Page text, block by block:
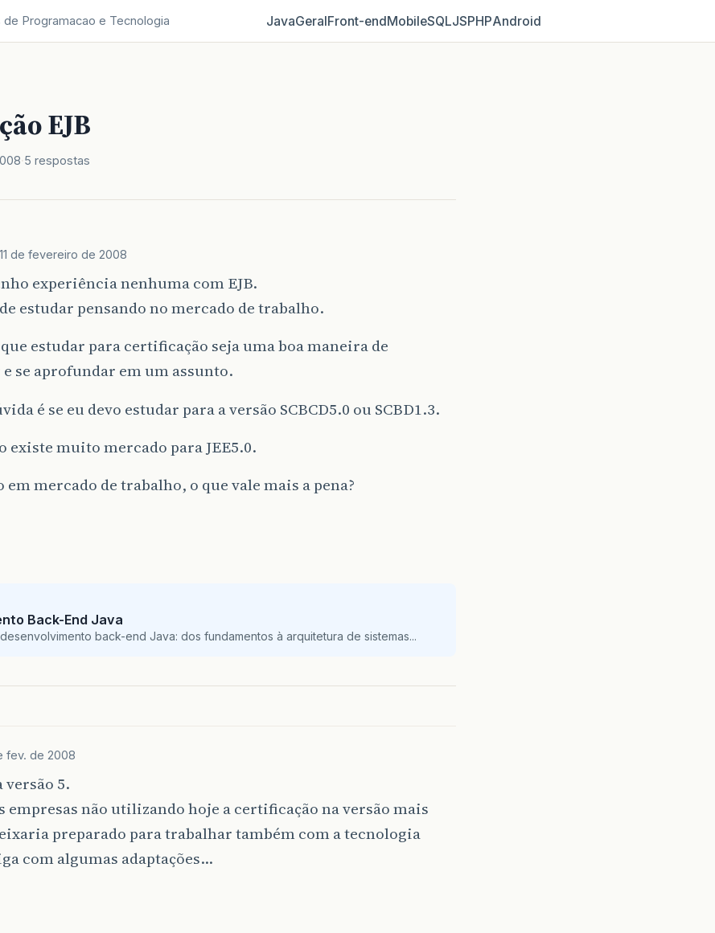
Programacao e Tecnologia JavaGeralFront‑endMobileSQLJSPHPAndroid
EJB
5 respostas
11 de fevereiro de 2008
experiência nenhuma com EJB.
estudar pensando no mercado de trabalho.
estudar para certificação seja uma boa maneira de
se aprofundar em um assunto.
é se eu devo estudar para a versão SCBCD5.0 ou SCBD1.3.
existe muito mercado para JEE5.0.
em mercado de trabalho, o que vale mais a pena?
Back-End Java
back-end Java: dos fundamentos à arquitetura de sistemas...
fev. de 2008
versão 5.
empresas não utilizando hoje a certificação na versão mais
preparado para trabalhar também com a tecnologia
com algumas adaptações…